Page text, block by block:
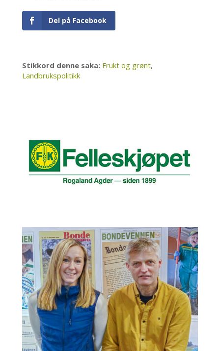
Del på Facebook
Stikkord denne saka: Frukt og grønt,
Landbrukspolitikk